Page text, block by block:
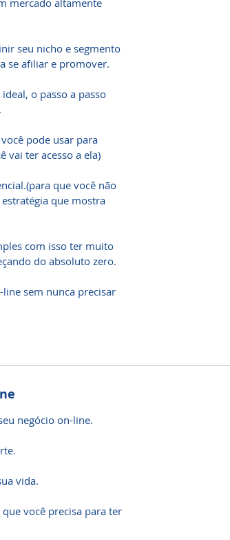
mercado altamente
seu nicho e segmento
se afiliar e promover.
o passo a passo
pode usar para
vai ter acesso a ela)
que você não
que mostra
com isso ter muito
do absoluto zero.
sem nunca precisar
negócio on-line.
vida.
você precisa para ter